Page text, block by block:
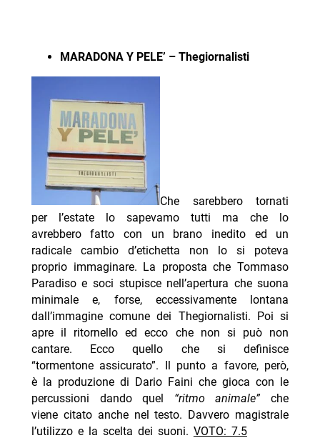
MARADONA Y PELE’ – Thegiornalisti
Che sarebbero tornati
per l’estate lo sapevamo tutti ma che lo
avrebbero fatto con un brano inedito ed un
radicale cambio d’etichetta non lo si poteva
proprio immaginare. La proposta che Tommaso
Paradiso e soci stupisce nell’apertura che suona
minimale e, forse, eccessivamente lontana
dall’immagine comune dei Thegiornalisti. Poi si
apre il ritornello ed ecco che non si può non
cantare. Ecco quello che si definisce
“tormentone assicurato”. Il punto a favore, però,
è la produzione di Dario Faini che gioca con le
percussioni dando quel “ritmo animale”che
viene citato anche nel testo. Davvero magistrale
l’utilizzo e la scelta dei suoni. VOTO: 7.5